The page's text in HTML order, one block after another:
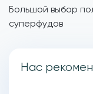
Большой выбор
суперфудов
Нас